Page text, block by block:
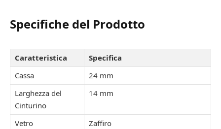
Specifiche del Prodotto
Caratteristica
Specifica
Cassa
24 mm
Larghezza del
Cinturino
14 mm
Vetro
Zaffiro